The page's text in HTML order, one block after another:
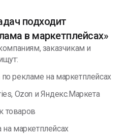
подходит
в маркетплейсах»
заказчикам и
по рекламе на маркетплейсах
Ozon и Яндекс.Маркета
товаров
на маркетплейсах